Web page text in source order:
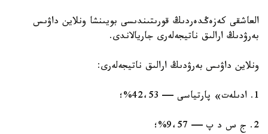
العاشقى كەزەڭدەردىڭ قورىتىندىسى بويىنشا ونلاين داۋىس
بەرۋدىڭ ارالىق ناتيجەلەرى جاريالاندى.
ونلاين داۋىس بەرۋدىڭ ارالىق ناتيجەلەرى:
1. ادىلەت» پارتياسى — 42،53%؛
2. ج س د پ — 9،57%؛